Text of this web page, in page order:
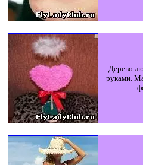
Дерево
руками.